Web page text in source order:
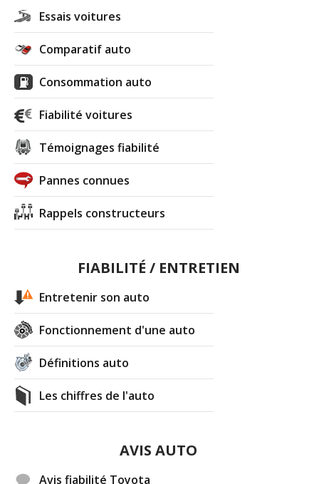
Essais voitures
Comparatif auto
Consommation auto
Fiabilité voitures
Témoignages fiabilité
Pannes connues
Rappels constructeurs
FIABILITÉ / ENTRETIEN
Entretenir son auto
Fonctionnement d'une auto
Définitions auto
Les chiffres de l'auto
AVIS AUTO
Avis fiabilité Toyota